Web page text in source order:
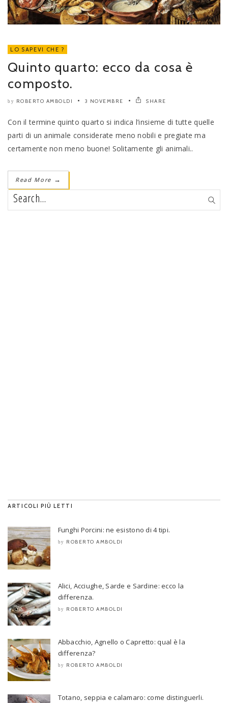
LO SAPEVI CHE ?
Quinto quarto: ecco da cosa è
composto.
by ROBERTO AMBOLDI 3 NOVEMBRE SHARE
Con il termine quinto quarto si indica l’insieme di tutte quelle
parti di un animale considerate meno nobili e pregiate ma
certamente non meno buone! Solitamente gli animali..
Read More →
ARTICOLI PIÙ LETTI
Funghi Porcini: ne esistono di 4 tipi.
by ROBERTO AMBOLDI
Alici, Acciughe, Sarde e Sardine: ecco la
differenza.
by ROBERTO AMBOLDI
Abbacchio, Agnello o Capretto: qual è la
differenza?
by ROBERTO AMBOLDI
Totano, seppia e calamaro: come distinguerli.